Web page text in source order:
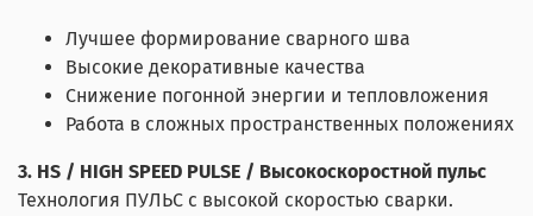
Лучшее формирование сварного шва
Высокие декоративные качества
Снижение погонной энергии и тепловложения
Работа в сложных пространственных положениях
3. HS / HIGH SPEED PULSE / Высокоскоростной пульc
Технология ПУЛЬС с высокой скоростью сварки.